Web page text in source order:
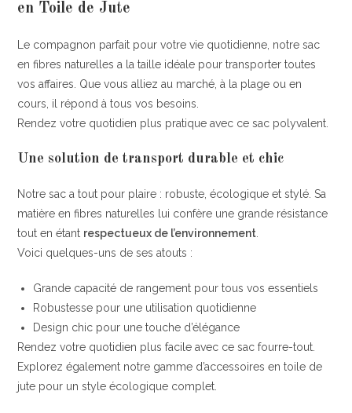
en Toile de Jute
Le compagnon parfait pour votre vie quotidienne, notre sac
en fibres naturelles a la taille idéale pour transporter toutes
vos affaires. Que vous alliez au marché, à la plage ou en
cours, il répond à tous vos besoins.
Rendez votre quotidien plus pratique avec ce sac polyvalent.
Une solution de transport durable et chic
Notre sac a tout pour plaire : robuste, écologique et stylé. Sa
matière en fibres naturelles lui confère une grande résistance
tout en étant respectueux de l’environnement.
Voici quelques-uns de ses atouts :
Grande capacité de rangement pour tous vos essentiels
Robustesse pour une utilisation quotidienne
Design chic pour une touche d’élégance
Rendez votre quotidien plus facile avec ce sac fourre-tout.
Explorez également notre gamme d’accessoires en toile de
jute pour un style écologique complet.